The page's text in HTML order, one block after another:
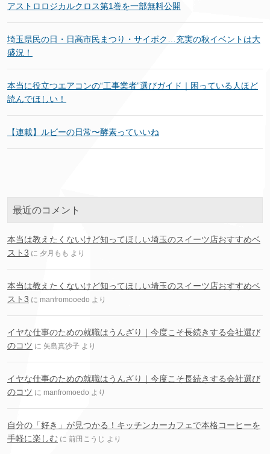
アストロロジカルクロス第1巻を一部無料公開
埼玉県民の日・日高市民まつり・サイボク…充実の秋イベントは大
盛況！
本当に役立つエアコンの“工事業者”選びガイド｜困っている人ほど
読んでほしい！
【連載】ルビーの日常〜酵素っていいね
最近のコメント
本当は教えたくないけど知ってほしい埼玉のスイーツ店おすすめベ
スト3 に 夕月もも より
本当は教えたくないけど知ってほしい埼玉のスイーツ店おすすめベ
スト3 に manfromooedo より
イヤな仕事のための就職はうんざり｜今度こそ長続きする会社選び
のコツ に 矢島真沙子 より
イヤな仕事のための就職はうんざり｜今度こそ長続きする会社選び
のコツ に manfromoedo より
自分の「好き」が見つかる！キッチンカーカフェで本格コーヒーを
手軽に楽しむ に 前田こうじ より